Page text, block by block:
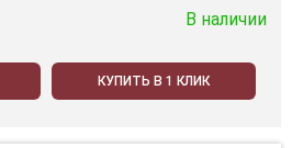
В наличии
КУПИТЬ В 1 КЛИК